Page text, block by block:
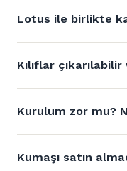
Lotus ile birlikte
Kılıflar
Kurulum zor mu?
Kumaşı satın